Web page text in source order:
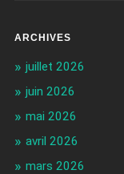
ARCHIVES
juillet 2026
juin 2026
mai 2026
avril 2026
mars 2026